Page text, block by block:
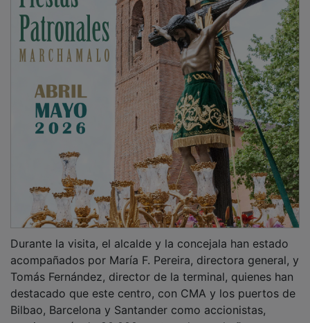
acompañados por María F. Pereira, directora general, y
Tomás Fernández, director de la terminal, quienes han
destacado que este centro, con CMA y los puertos de
Bilbao, Barcelona y Santander como accionistas,
gestiona más de 80.000 contenedores al año que son